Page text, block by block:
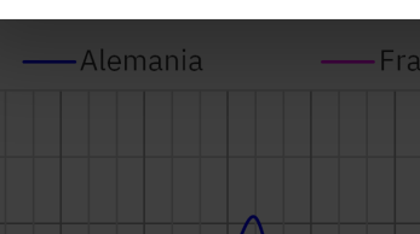
Las cookies de este sitio web se usan para
redes sociales, publicidad y análisis web,